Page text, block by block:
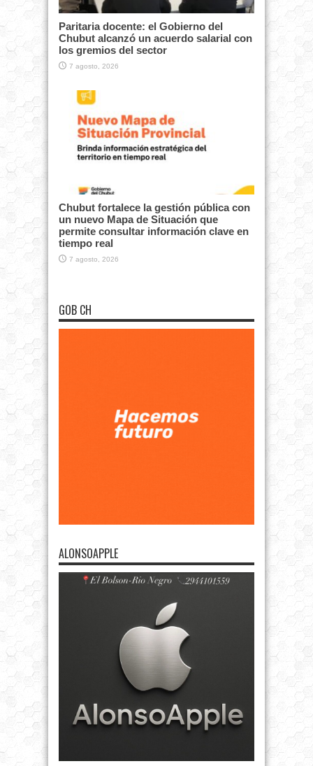
Paritaria docente: el Gobierno del
Chubut alcanzó un acuerdo salarial con
los gremios del sector
7 agosto, 2026
Chubut fortalece la gestión pública con
un nuevo Mapa de Situación que
permite consultar información clave en
tiempo real
7 agosto, 2026
GOB CH
ALONSOAPPLE